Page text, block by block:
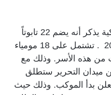
موكب نقل المومياوات الملكية يذكر أنه يضم 22 تابوتاً
يضم الأسر 17 و 18 و19 و 20 . تشتمل على 18 مومياء
من هذه الأسر. وذلك مع
ميدان التحرير ستطلق
لتعلن بدأ الموكب. وذلك حيث